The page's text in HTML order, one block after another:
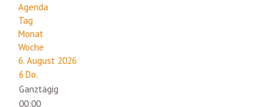
Agenda
Tag
Monat
Woche
6. August 2026
6 Do.
Ganztägig
00:00